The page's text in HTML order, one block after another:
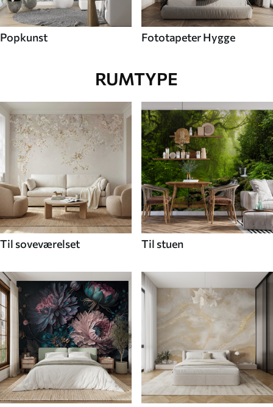
Popkunst Fototapeter Hygge
RUMTYPE
Til soveværelset Til stuen